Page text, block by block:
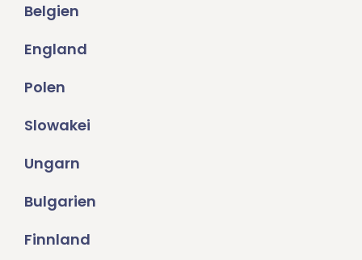
Belgien
England
Polen
Slowakei
Ungarn
Bulgarien
Finnland